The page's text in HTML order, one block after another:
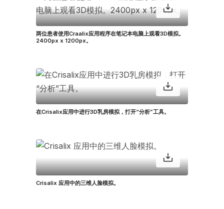
两位患者使用Craalix应用程序在笔记本电脑上观看3D模拟。
2400px x 1200px。
在Crisalix应用中进行3D乳房模拟，打开“分析”工具。
Crisalix 应用中的三维人脸模拟。